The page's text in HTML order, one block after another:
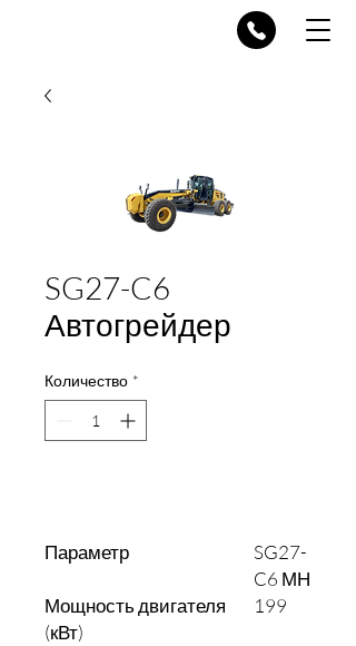
SG27-C6
Автогрейдер
Количество *
Параметр
SG27-
C6 МН
Мощность двигателя
(кВт)
199